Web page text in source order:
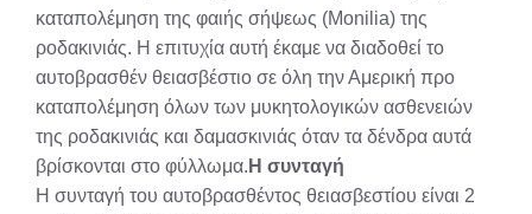
καταπολέμηση της φαιής σήψεως (Monilia) της
ροδακινιάς. Η επιτυχία αυτή έκαμε να διαδοθεί το
αυτοβρασθέν θειασβέστιο σε όλη την Αμερική προ
καταπολέμηση όλων των μυκητολογικών ασθενειών
της ροδακινιάς και δαμασκινιάς όταν τα δένδρα αυτά
βρίσκονται στο φύλλωμα. Η συνταγή
Η συνταγή του αυτοβρασθέντος θειασβεστίου είναι 2